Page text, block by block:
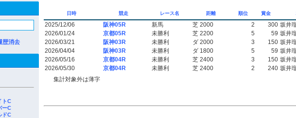
歴消去
トC
ーC
ドC
日時 競走 レース名 距離 順位 賞金
2025/12/06 阪神05R 新馬 芝 2000 2 300 坂井
2026/01/24
京都05R 未勝利 芝 2200 5 59 坂井
2026/03/21
阪神03R 未勝利 ダ 2000 3 150 坂井
2026/04/04
阪神03R 未勝利 ダ 1800 5 59 坂井
2026/05/16
京都04R 未勝利 芝 2400 3 150 坂井
2026/05/30
京都04R 未勝利 芝 2400 2 240 坂井
集計対象外は薄字